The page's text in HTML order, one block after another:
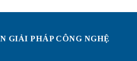
GIẢI PHÁP CÔNG NGHỆ